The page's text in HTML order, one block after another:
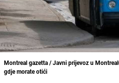
Montreal gazetta / Javni prijevoz u
gdje morate otići